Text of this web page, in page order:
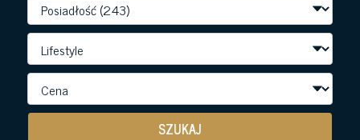
SZUKAJ